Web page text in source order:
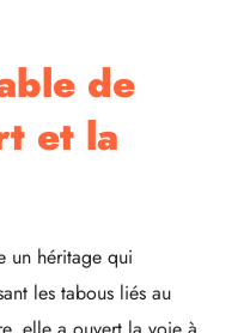
de
et la
un héritage qui
les tabous liés au